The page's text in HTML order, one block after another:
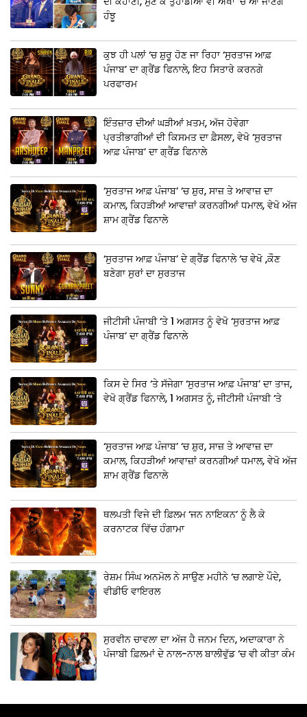
ਹੰਝੂ
ਕੁਝ ਹੀ ਪਲਾਂ ‘ਚ ਸ਼ੁਰੂ ਹੋਣ ਜਾ ਰਿਹਾ ‘ਸੁਰਤਾਜ ਆਫ਼
ਪੰਜਾਬ’ ਦਾ ਗ੍ਰੈਂਡ ਫਿਨਾਲੇ, ਇਹ ਸਿਤਾਰੇ ਕਰਨਗੇ
ਪਰਫਾਰਮ
ਇੰਤਜ਼ਾਰ ਦੀਆਂ ਘੜੀਆਂ ਖ਼ਤਮ, ਅੱਜ ਹੋਵੇਗਾ
ਪ੍ਰਤੀਭਾਗੀਆਂ ਦੀ ਕਿਸਮਤ ਦਾ ਫ਼ੈਸਲਾ, ਵੇਖੋ ‘ਸੁਰਤਾਜ
ਆਫ਼ ਪੰਜਾਬ’ ਦਾ ਗ੍ਰੈਂਡ ਫਿਨਾਲੇ
‘ਸੁਰਤਾਜ ਆਫ਼ ਪੰਜਾਬ’ ‘ਚ ਸ਼ੁਰ, ਸਾਜ਼ ਤੇ ਆਵਾਜ਼ ਦਾ
ਕਮਾਲ, ਕਿਹੜੀਆਂ ਆਵਾਜ਼ਾਂ ਕਰਨਗੀਆਂ ਧਮਾਲ, ਵੇਖੋ ਅੱਜ
ਸ਼ਾਮ ਗ੍ਰੈਂਡ ਫਿਨਾਲੇ
‘ਸੁਰਤਾਜ ਆਫ਼ ਪੰਜਾਬ’ ਦੇ ਗ੍ਰੈਂਡ ਫਿਨਾਲੇ ‘ਚ ਵੇਖੋ ,ਕੌਣ
ਬਣੇਗਾ ਸੁਰਾਂ ਦਾ ਸੁਰਤਾਜ
ਜੀਟੀਸੀ ਪੰਜਾਬੀ ‘ਤੇ 1 ਅਗਸਤ ਨੂੰ ਵੇਖੋ ‘ਸੁਰਤਾਜ ਆਫ਼
ਪੰਜਾਬ’ ਦਾ ਗ੍ਰੈਂਡ ਫਿਨਾਲੇ
ਕਿਸ ਦੇ ਸਿਰ ‘ਤੇ ਸੱਜੇਗਾ ‘ਸੁਰਤਾਜ ਆਫ਼ ਪੰਜਾਬ’ ਦਾ ਤਾਜ,
ਵੇਖੋ ਗ੍ਰੈਂਡ ਫਿਨਾਲੇ, 1 ਅਗਸਤ ਨੂੰ, ਜੀਟੀਸੀ ਪੰਜਾਬੀ ‘ਤੇ
‘ਸੁਰਤਾਜ ਆਫ਼ ਪੰਜਾਬ’ ‘ਚ ਸ਼ੁਰ, ਸਾਜ਼ ਤੇ ਆਵਾਜ਼ ਦਾ
ਕਮਾਲ, ਕਿਹੜੀਆਂ ਆਵਾਜ਼ਾਂ ਕਰਨਗੀਆਂ ਧਮਾਲ, ਵੇਖੋ ਅੱਜ
ਸ਼ਾਮ ਗ੍ਰੈਂਡ ਫਿਨਾਲੇ
ਥਲਪਤੀ ਵਿਜੇ ਦੀ ਫ਼ਿਲਮ ‘ਜਨ ਨਾਇਕਨ’ ਨੂੰ ਲੈ ਕੇ
ਕਰਨਾਟਕ ਵਿੱਚ ਹੰਗਾਮਾ
ਰੇਸ਼ਮ ਸਿੰਘ ਅਨਮੋਲ ਨੇ ਸਾਉਣ ਮਹੀਨੇ ‘ਚ ਲਗਾਏ ਪੌਦੇ,
ਵੀਡੀਓ ਵਾਇਰਲ
ਸੁਰਵੀਨ ਚਾਵਲਾ ਦਾ ਅੱਜ ਹੈ ਜਨਮ ਦਿਨ, ਅਦਾਕਾਰਾ ਨੇ
ਪੰਜਾਬੀ ਫ਼ਿਲਮਾਂ ਦੇ ਨਾਲ-ਨਾਲ ਬਾਲੀਵੁੱਡ ‘ਚ ਵੀ ਕੀਤਾ ਕੰਮ